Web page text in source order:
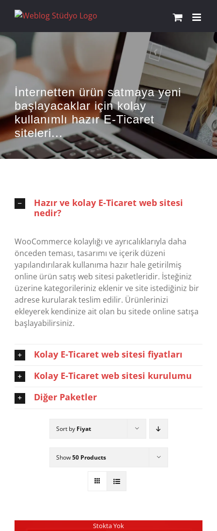
İnternetten ürün satmaya yeni
başlayacaklar için kolay
kullanımlı hazır E-Ticaret
siteleri...
Hazır ve kolay E-Ticaret web sitesi
nedir?
WooCommerce kolaylığı ve ayrıcalıklarıyla daha
önceden teması, tasarımı ve içerik düzeni
yapılandırılarak kullanıma hazır hale getirilmiş
online ürün satış web sitesi paketleridir. İsteğiniz
üzerine kategorileriniz eklenir ve site istediğiniz bir
adrese kurularak teslim edilir. Ürünlerinizi
ekleyerek kendinize ait olan bu sitede online satışa
başlayabilirsiniz.
Kolay E-Ticaret web sitesi fiyatları
Kolay E-Ticaret web sitesi kurulumu
Diğer Paketler
Sort by Fiyat
Show50 Products
Stokta Yok